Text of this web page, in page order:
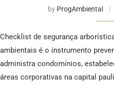
by ProgAmbiental
Checklist de segurança
ambientais é o instrumento
administra condomínios,
áreas corporativas na capital